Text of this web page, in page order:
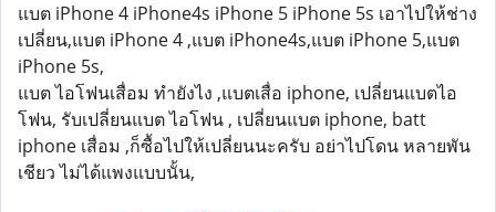
แบต iPhone 4 iPhone4s iPhone 5 iPhone 5s เอาไปให้ช่าง
เปลี่ยน,แบต iPhone 4 ,แบต iPhone4s,แบต iPhone 5,แบต
iPhone 5s,
แบต ไอโฟนเสื่อม ทำยังไง ,แบตเสื่อ iphone, เปลี่ยนแบตไอ
โฟน, รับเปลี่ยนแบต ไอโฟน , เปลี่ยนแบต iphone, batt
iphone เสื่อม ,ก็ซื้อไปให้เปลี่ยนนะครับ อย่าไปโดน หลายพัน
เชียว ไม่ได้แพงแบบนั้น,